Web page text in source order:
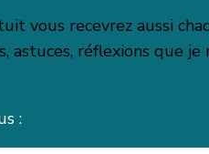
vous recevrez aussi
astuces, réflexions que je
: